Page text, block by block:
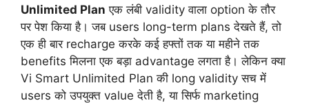
Unlimited Plan एक लंबी validity वाला option के तौर
पर पेश किया है। जब users long-term plans देखते हैं, तो
एक ही बार recharge करके कई हफ्तों तक या महीने तक
benefits मिलना एक बड़ा advantage लगता है। लेकिन क्या
Vi Smart Unlimited Plan की long validity सच में
users को उपयुक्त value देती है, या सिर्फ marketing